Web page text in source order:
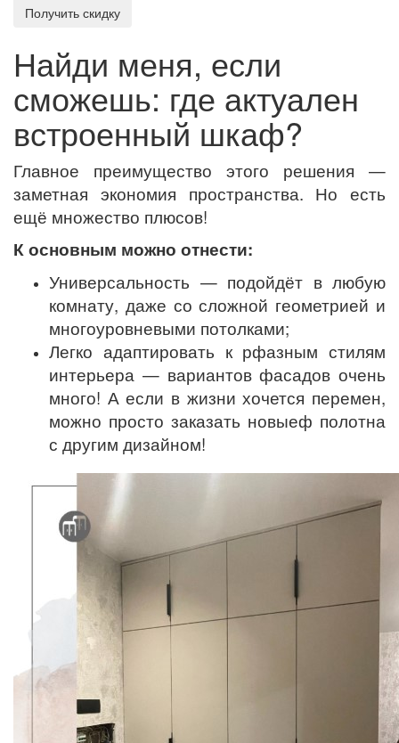
Получить скидку
Найди меня, если
сможешь: где актуален
встроенный шкаф?
Главное преимущество этого решения —
заметная экономия пространства. Но есть
ещё множество плюсов!
К основным можно отнести:
Универсальность — подойдёт в любую
комнату, даже со сложной геометрией и
многоуровневыми потолками;
Легко адаптировать к рфазным стилям
интерьера — вариантов фасадов очень
много! А если в жизни хочется перемен,
можно просто заказать новыеф полотна
с другим дизайном!